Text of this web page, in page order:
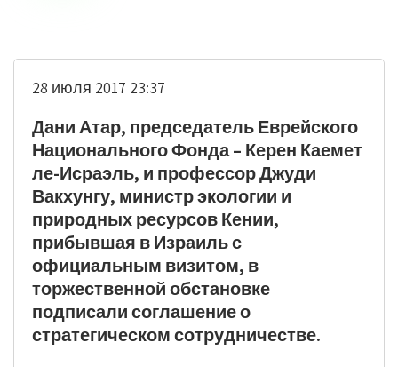
28 июля 2017 23:37
Дани Атар, председатель Еврейского
Национального Фонда – Керен Каемет
ле-Исраэль, и профессор Джуди
Вакхунгу, министр экологии и
природных ресурсов Кении,
прибывшая в Израиль с
официальным визитом, в
торжественной обстановке
подписали соглашение о
стратегическом сотрудничестве.